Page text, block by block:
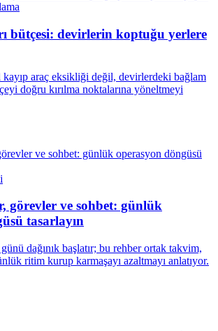
bütçesi: devirlerin koptuğu yerlere
kayıp araç eksikliği değil, devirlerdeki bağlam
doğru kırılma noktalarına yöneltmeyi
görevler ve sohbet: günlük
tasarlayın
dağınık başlatır; bu rehber ortak takvim,
ritim kurup karmaşayı azaltmayı anlatıyor.